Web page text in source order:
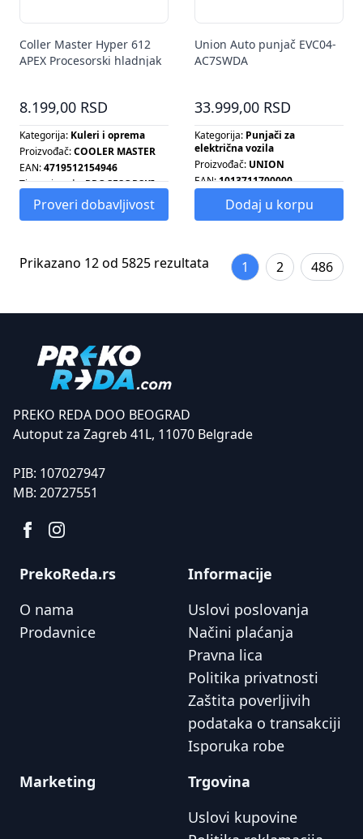
Coller Master Hyper 612
APEX Procesorski hladnjak
8.199,00 RSD
Kategorija: Kuleri i oprema
Proizvođač:COOLER MASTER
EAN:4719512154946
Tip proizvoda:PROCESORSKI
HLADNJAK
Tip ventilatora:PWM
Proveri dobavljivost
Union Auto punjač EVC04-
AC7SWDA
33.999,00 RSD
Kategorija: Punjači za
električna vozila
Proizvođač: UNION
EAN:1013711700000
Snaga:7.4 KW
Dodaj u korpu
Prikazano 12 od 5825 rezultata 1 2 486
PREKO REDA DOO BEOGRAD
Autoput za Zagreb 41L, 11070 Belgrade
PIB: 107027947
MB: 20727551
PrekoReda.rs
O nama
Prodavnice
Informacije
Uslovi poslovanja
Načini plaćanja
Pravna lica
Politika privatnosti
Zaštita poverljivih
podataka o transakciji
Isporuka robe
Marketing
Trgovina
Uslovi kupovine